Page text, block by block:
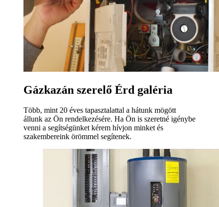
Gázkazán szerelő Érd galéria
Több, mint 20 éves tapasztalattal a hátunk mögött
állunk az Ön rendelkezésére. Ha Ön is szeretné igénybe
venni a segítségünket kérem hívjon minket és
szakembereink örömmel segítenek.